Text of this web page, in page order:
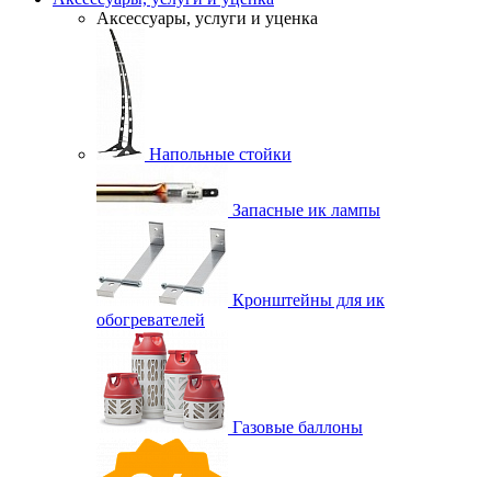
Аксессуары, услуги и уценка
Напольные стойки
Запасные ик лампы
Кронштейны для ик
обогревателей
Газовые баллоны